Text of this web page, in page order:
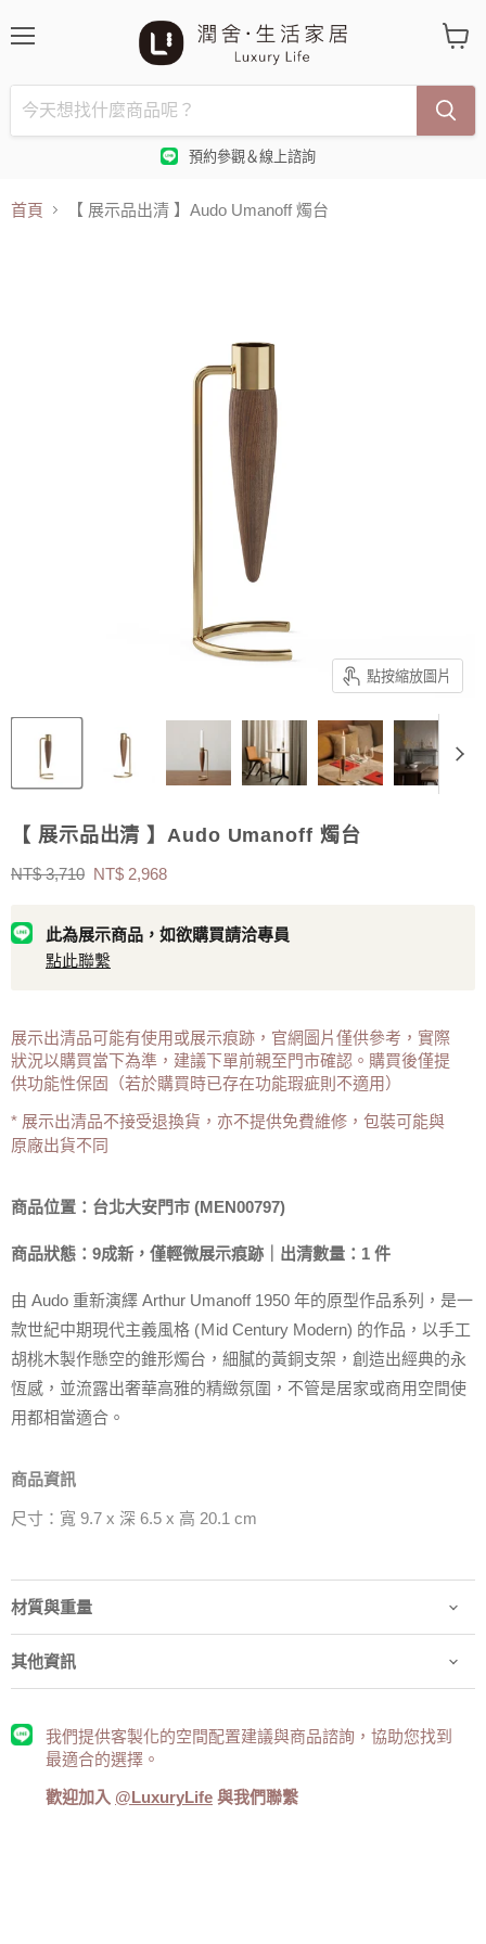
預約參觀＆線上諮詢
購
物
車
首頁 【 展示品出清 】Audo Umanoff 燭台
點按縮放圖片
【 展示品出清 】Audo Umanoff 燭台
原價
NT$ 3,710 售價
NT$ 2,968
此為展示商品，如欲購買請洽專員
點此聯繫
展示出清品可能有使用或展示痕跡，官網圖片僅供參考，實際
狀況以購買當下為準，建議下單前親至門市確認。購買後僅提
供功能性保固（若於購買時已存在功能瑕疵則不適用）
* 展示出清品不接受退換貨，亦不提供免費維修，包裝可能與
原廠出貨不同
商品位置：台北大安門市 (MEN00797)
商品狀態：9成新，僅輕微展示痕跡｜出清數量：1 件
由 Audo 重新演繹 Arthur Umanoff 1950 年的原型作品系列，是一
款世紀中期現代主義風格 (Ｍid Century Modern) 的作品， 以手工
胡桃木製作懸空的錐形燭台，細膩的黃銅支架，創造出經典的永
恆感，並流露出奢華高雅的精緻氛圍，不管是居家或商用空間使
用都相當適合。
商品資訊
尺寸：寬 9.7 x 深 6.5 x 高 20.1 cm
材質與重量
其他資訊
我們提供客製化的空間配置建議與商品諮詢，協助您找到
最適合的選擇。
歡迎加入 @LuxuryLife 與我們聯繫